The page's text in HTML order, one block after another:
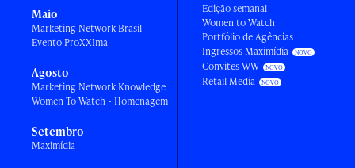
Maio
Marketing Network Brasil
Evento ProXXIma
Agosto
Marketing Network Knowledge
Women To Watch - Homenagem
Setembro
Maximídia
Edição semanal
Women to Watch
Portfólio de Agências
Ingressos Maximídia
Convites WW
Retail Media